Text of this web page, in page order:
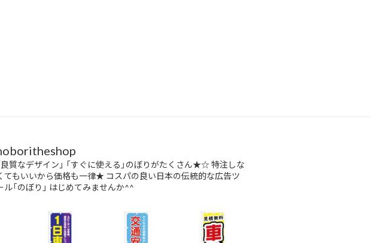
良質なデザイン」 「すぐに使える」のぼりがたくさん★☆特注しな
てもいいから価格も一律★ コスパの良い日本の伝統的な広告ツ
ル「のぼり」 はじめてみませんか^^